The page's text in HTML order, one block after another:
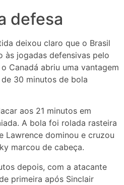
defesa
deixou claro que o Brasil
às jogadas defensivas pelo
Canadá abriu uma vantagem
30 minutos de bola
aos 21 minutos em
A bola foi rolada rasteira
Lawrence dominou e cruzou
marcou de cabeça.
depois, com a atacante
primeira após Sinclair